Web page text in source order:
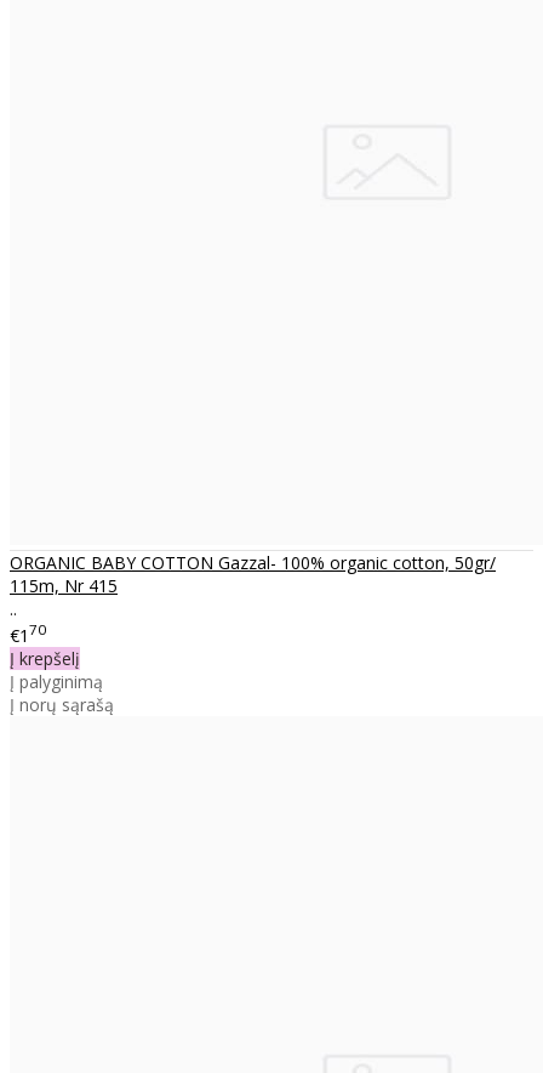
ORGANIC BABY COTTON Gazzal- 100% organic cotton, 50gr/
115m, Nr 415
..
€1 70
Į krepšelį
Į palyginimą
Į norų sąrašą